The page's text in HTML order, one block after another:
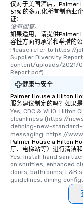
仅对于美国酒店，Palmer
51% 的多元化所有制商业
证：
没有回复。
如果适用，请提供Palmer
容性方面的承诺和举措的公
Please refer to https://
Supplier Diversity
content/uploads/2021/
Report.pdf).
健康与安全
Palmer House a Hilton
服务建议制定的吗？如果
Yes, CDC & WHO.
cleanliness (https://
defining-new-
messaging: https://
Palmer House a Hilton
厅、电梯站等）进行清洁
Yes, Install hand
on shuttles; enhanced
doors, bathrooms; F&B
guidelines, dining